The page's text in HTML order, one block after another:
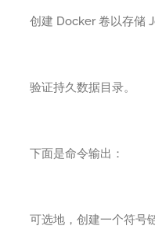
创建 Docker 卷以存储
验证持久数据目录。
下面是命令输出：
可选地，创建一个符号